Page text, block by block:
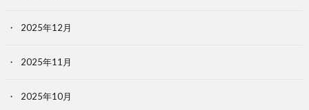
2025年12月
2025年11月
2025年10月